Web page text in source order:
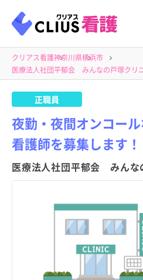
クリアス看護神奈川県横浜市
医療法人社団平郁会 みんなの戸塚クリ
正職員
夜勤・夜間オンコー
看護師を募集します！
医療法人社団平郁会 みんな